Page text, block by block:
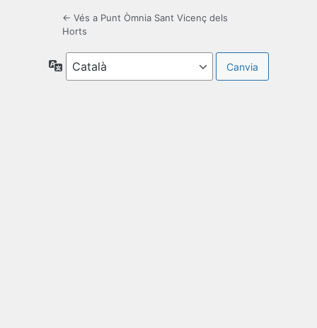
← Vés a Punt Òmnia Sant Vicenç dels
Horts
Idioma